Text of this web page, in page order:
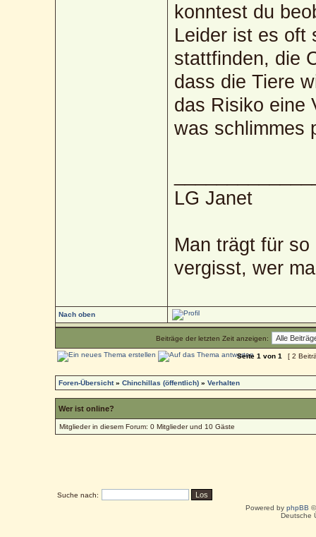
konntest du
Leider ist es oft
stattfinden, die
dass die Tiere
das Risiko eine
was schlimmes
LG Janet
Man trägt für
vergisst, wer
Nach oben
Beiträge der letzten Zeit anzeigen:
Seite1 von1 [ 2
Foren-Übersicht»Chinchillas (öffentlich) »Verhalten
Wer ist online?
Mitglieder in diesem Forum: 0 Mitglieder und 10 Gäste
Suche nach:
Powered by phpBB
Deutsche